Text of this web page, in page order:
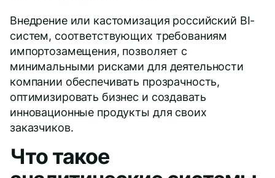
Внедрение или кастомизация российский BI-
систем, соответствующих требованиям
импортозамещения, позволяет с
минимальными рисками для деятельности
компании обеспечивать прозрачность,
оптимизировать бизнес и создавать
инновационные продукты для своих
заказчиков.
Что такое